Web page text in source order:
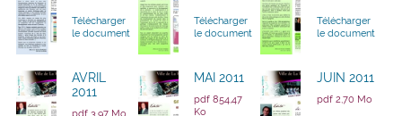
Télécharger
le document
Télécharger
le document
Télécharger
le document
AVRIL
2011
pdf 3,97 Mo
MAI 2011
pdf 854,47
Ko
JUIN 2011
pdf 2,70 Mo